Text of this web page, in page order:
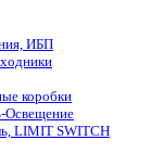
ИБП
коробки
Освещение
LIMIT SWITCH